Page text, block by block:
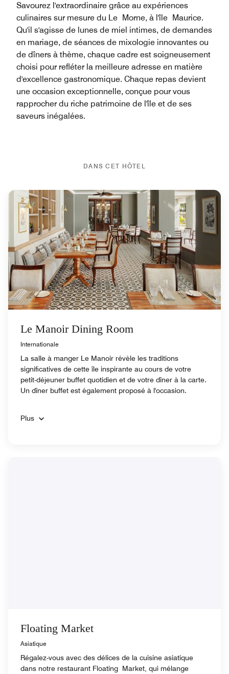
Savourez l'extraordinaire grâce au expériences
culinaires sur mesure du Le Morne, à l'île Maurice.
Qu'il s'agisse de lunes de miel intimes, de demandes
en mariage, de séances de mixologie innovantes ou
de dîners à thème, chaque cadre est soigneusement
choisi pour refléter la meilleure adresse en matière
d'excellence gastronomique. Chaque repas devient
une occasion exceptionnelle, conçue pour vous
rapprocher du riche patrimoine de l'île et de ses
saveurs inégalées.
DANS CET HÔTEL
Le Manoir Dining Room
Internationale
La salle à manger Le Manoir révèle les traditions
significatives de cette île inspirante au cours de votre
petit-déjeuner buffet quotidien et de votre dîner à la carte.
Un dîner buffet est également proposé à l'occasion.
Plus
Floating Market
Asiatique
Régalez-vous avec des délices de la cuisine asiatique
dans notre restaurant Floating Market, qui mélange